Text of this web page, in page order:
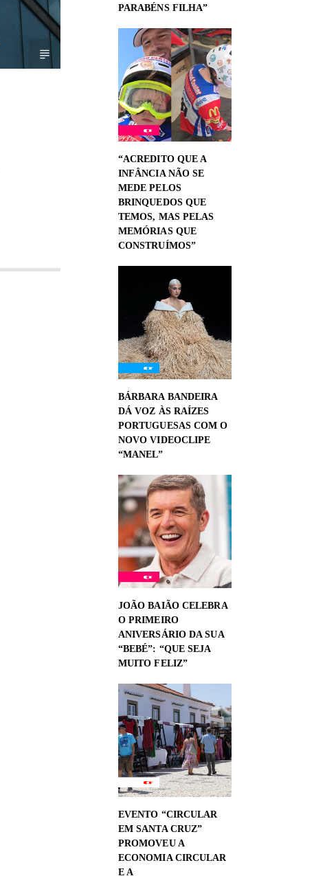
PARABÉNS FILHA”
“ACREDITO QUE A
INFÂNCIA NÃO SE
MEDE PELOS
BRINQUEDOS QUE
TEMOS, MAS PELAS
MEMÓRIAS QUE
CONSTRUÍMOS”
BÁRBARA BANDEIRA
DÁ VOZ ÀS RAÍZES
PORTUGUESAS COM O
NOVO VIDEOCLIPE
“MANEL”
JOÃO BAIÃO CELEBRA
O PRIMEIRO
ANIVERSÁRIO DA SUA
“BEBÉ”: “QUE SEJA
MUITO FELIZ”
EVENTO “CIRCULAR
EM SANTA CRUZ”
PROMOVEU A
ECONOMIA CIRCULAR
E A